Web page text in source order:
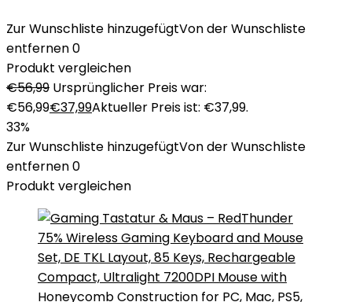
Zur Wunschliste hinzugefügtVon der Wunschliste
entfernen0
Produkt vergleichen
€56,99 Ursprünglicher Preis war:
€56,99€37,99Aktueller Preis ist: €37,99.
33%
Zur Wunschliste hinzugefügtVon der Wunschliste
entfernen0
Produkt vergleichen